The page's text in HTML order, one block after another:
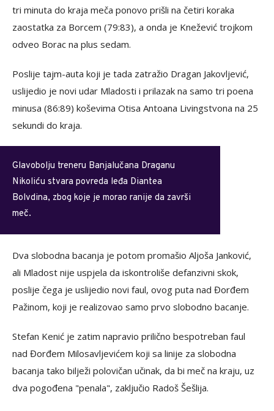
tri minuta do kraja meča ponovo prišli na četiri koraka
zaostatka za Borcem (79:83), a onda je Knežević trojkom
odveo Borac na plus sedam.
Poslije tajm-auta koji je tada zatražio Dragan Jakovljević,
uslijedio je novi udar Mladosti i prilazak na samo tri poena
minusa (86:89) koševima Otisa Antoana Livingstvona na 25
sekundi do kraja.
Glavobolju treneru Banjalučana Draganu
Nikoliću stvara povreda leđa Diantea
Bolvdina, zbog koje je morao ranije da završi
meč.
Dva slobodna bacanja je potom promašio Aljoša Janković,
ali Mladost nije uspjela da iskontroliše defanzivni skok,
poslije čega je uslijedio novi faul, ovog puta nad Đorđem
Pažinom, koji je realizovao samo prvo slobodno bacanje.
Stefan Kenić je zatim napravio prilično bespotreban faul
nad Đorđem Milosavljevićem koji sa linije za slobodna
bacanja tako bilježi polovičan učinak, da bi meč na kraju, uz
dva pogođena "penala", zaključio Radoš Šešlija.